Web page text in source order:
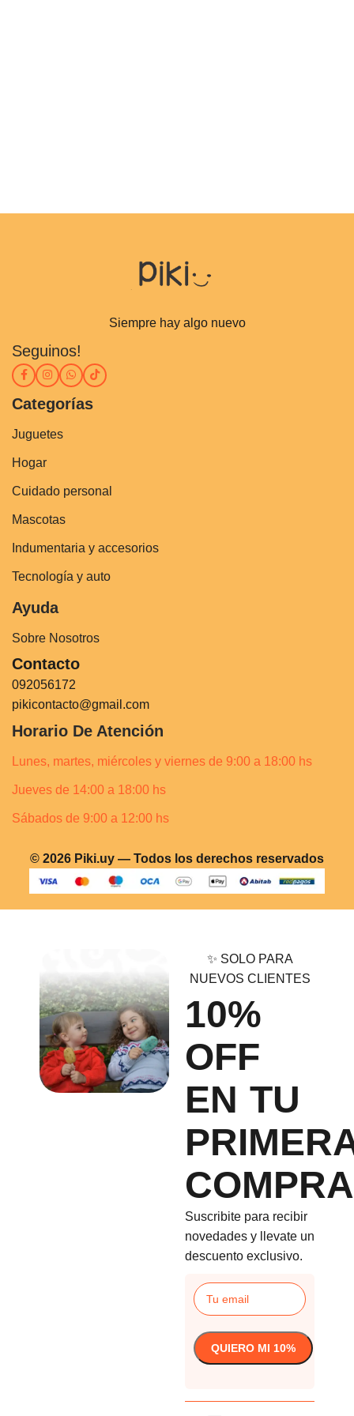
Siempre hay algo nuevo
Seguinos!
Categorías
Juguetes
Hogar
Cuidado personal
Mascotas
Indumentaria y accesorios
Tecnología y auto
Ayuda
Sobre Nosotros
Contacto
092056172
pikicontacto@gmail.com
Horario De Atención
Lunes, martes, miércoles y viernes de 9:00 a 18:00 hs
Jueves de 14:00 a 18:00 hs
Sábados de 9:00 a 12:00 hs
© 2026 Piki.uy — Todos los derechos reservados
✨ SOLO PARA
NUEVOS CLIENTES
10%
OFF
EN TU
COMPRA
Suscribite para recibir
novedades y llevate un
descuento exclusivo.